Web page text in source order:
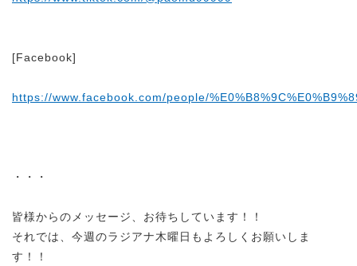
[Facebook]
https://www.facebook.com/people/
・・・
皆様からのメッセージ、お待ちしています！！
それでは、今週のラジアナ木曜日もよろしくお願いしま
す！！